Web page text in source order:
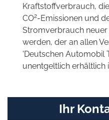
Kraftstoffverbrauch,
CO2-Emissionen und
Stromverbrauch
werden, der an allen
'Deutschen Automobil
unentgeltlich erhältlich
Ihr